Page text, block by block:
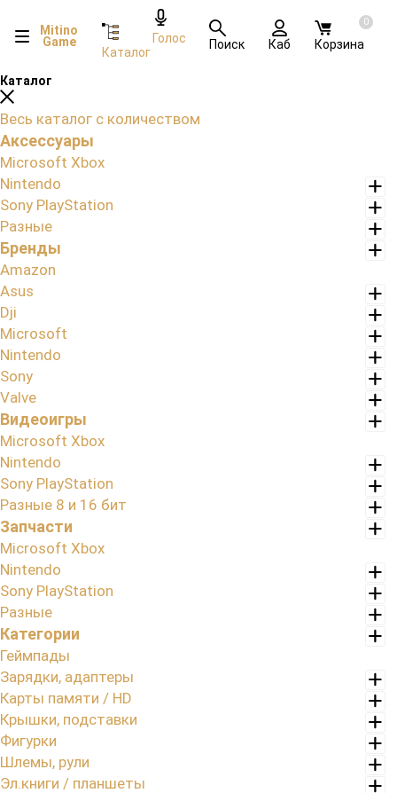
Mitino
Game
Каталог
Голос Поиск Каб
0
Корзина
Каталог
Весь каталог с количеством
Аксессуары
Microsoft Xbox
Nintendo
Sony PlayStation
Разные
Бренды
Amazon
Asus
Dji
Microsoft
Nintendo
Sony
Valve
Видеоигры
Microsoft Xbox
Nintendo
Sony PlayStation
Разные 8 и 16 бит
Запчасти
Microsoft Xbox
Nintendo
Sony PlayStation
Разные
Категории
Геймпады
Зарядки, адаптеры
Карты памяти / HD
Крышки, подставки
Фигурки
Шлемы, рули
Эл.книги / планшеты